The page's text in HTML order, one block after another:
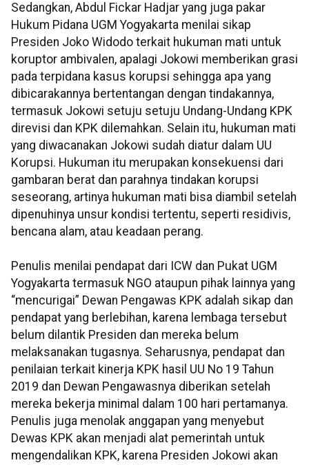
Sedangkan, Abdul Fickar Hadjar yang juga pakar
Hukum Pidana UGM Yogyakarta menilai sikap
Presiden Joko Widodo terkait hukuman mati untuk
koruptor ambivalen, apalagi Jokowi memberikan grasi
pada terpidana kasus korupsi sehingga apa yang
dibicarakannya bertentangan dengan tindakannya,
termasuk Jokowi setuju setuju Undang-Undang KPK
direvisi dan KPK dilemahkan. Selain itu, hukuman mati
yang diwacanakan Jokowi sudah diatur dalam UU
Korupsi. Hukuman itu merupakan konsekuensi dari
gambaran berat dan parahnya tindakan korupsi
seseorang, artinya hukuman mati bisa diambil setelah
dipenuhinya unsur kondisi tertentu, seperti residivis,
bencana alam, atau keadaan perang.
Penulis menilai pendapat dari ICW dan Pukat UGM
Yogyakarta termasuk NGO ataupun pihak lainnya yang
“mencurigai” Dewan Pengawas KPK adalah sikap dan
pendapat yang berlebihan, karena lembaga tersebut
belum dilantik Presiden dan mereka belum
melaksanakan tugasnya. Seharusnya, pendapat dan
penilaian terkait kinerja KPK hasil UU No 19 Tahun
2019 dan Dewan Pengawasnya diberikan setelah
mereka bekerja minimal dalam 100 hari pertamanya.
Penulis juga menolak anggapan yang menyebut
Dewas KPK akan menjadi alat pemerintah untuk
mengendalikan KPK, karena Presiden Jokowi akan